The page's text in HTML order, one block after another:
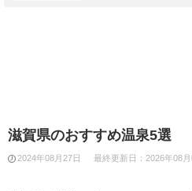
滋賀県のおすすめ温泉5選
2024年08月27日 最終更新日： 2026年08月